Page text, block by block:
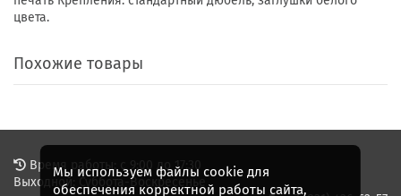
цвета.
Похожие товары
Время работы: с 9:00 до 17:30
Выходной: Суббота-Воскресенье
Мы используем файлы cookie для
обеспечения корректной работы сайта,